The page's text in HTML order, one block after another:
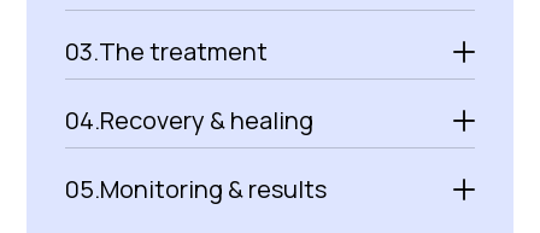
03.The treatment
04.Recovery & healing
05.Monitoring & results